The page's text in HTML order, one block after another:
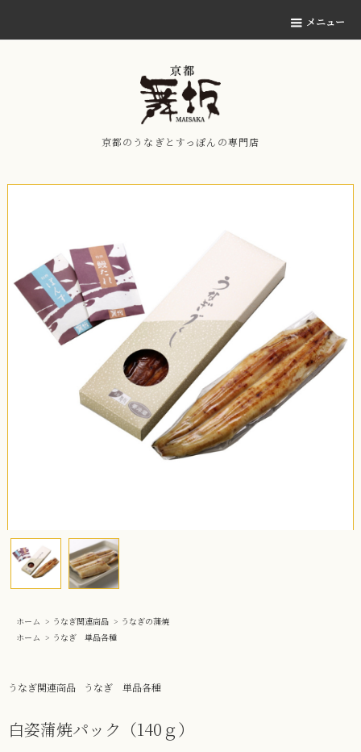
メニュー
京都のうなぎとすっぽんの専門店
ホーム > うなぎ関連商品 > うなぎの蒲焼
ホーム > うなぎ 単品各種
うなぎ関連商品 うなぎ 単品各種
白姿蒲焼パック（140ｇ）